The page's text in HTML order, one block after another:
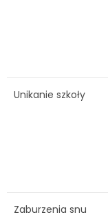
Unikanie szkoły
Zaburzenia snu